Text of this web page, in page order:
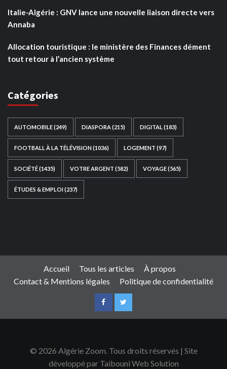
Italie-Algérie : GNV lance une nouvelle liaison directe vers
Annaba
Allocation touristique : le ministère des Finances dément
tout retour à l’ancien système
Catégories
AUTOMOBILE(249) DIASPORA (215) DIGITAL (183)
FOOTBALL À LA TÉLÉVISION(1036) LOGEMENT (97)
SOCIÉTÉ(1435) VOTRE ARGENT (582) VOYAGE(565)
ÉTUDES & EMPLOI(237)
Accueil Tous les articles
À propos
Contact & Mentions légales
Politique de confidentialité
© 2026 Algérie Zoom. Tous droits réservés | Site
développé par Taibouni Web Solution